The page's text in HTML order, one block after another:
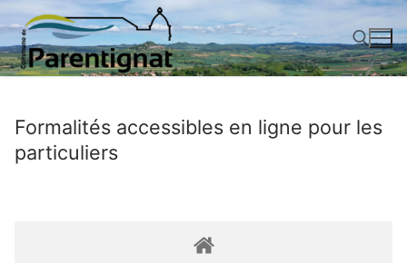
Aller
contenu
Formalités accessibles en ligne pour les
particuliers